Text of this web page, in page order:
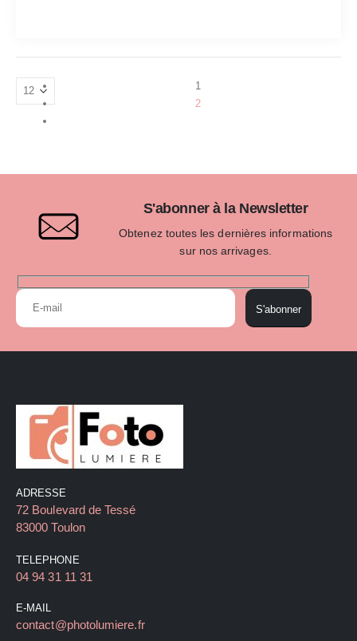
1
2
S'abonner à la Newsletter
Obtenez toutes les dernières informations
sur nos arrivages.
S'abonner
ADRESSE
72 Boulevard de Tessé
83000 Toulon
TELEPHONE
04 94 31 11 31
E-MAIL
contact@photolumiere.fr